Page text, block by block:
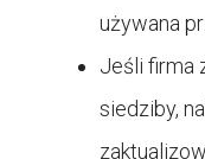
używana
Jeśli firma
siedziby,